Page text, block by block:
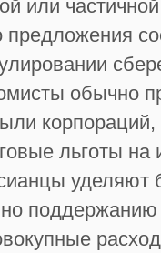
или
предложения
обычно
корпораций,
льготы на
уделяют
поддержанию